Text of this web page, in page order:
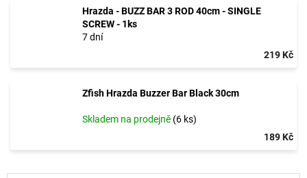
Hrazda - BUZZ BAR 3 ROD 40cm - SINGLE
SCREW - 1ks
7 dní
219 Kč
Zfish Hrazda Buzzer Bar Black 30cm
Skladem na prodejně (6 ks)
189 Kč